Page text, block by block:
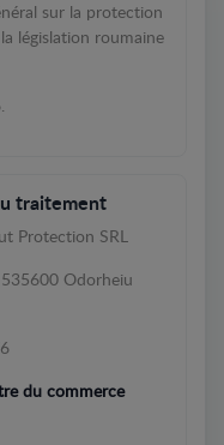
sur la protection
législation roumaine
traitement
Protection SRL
Odorheiu
du commerce